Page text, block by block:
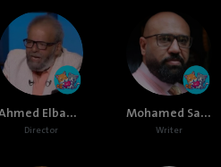
Ahmed Elbadry
Director
Mohamed Samir Mabrouk
Writer